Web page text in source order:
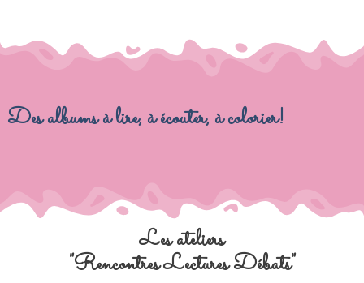
Des albums à lire, à écouter, à colorier!
Les ateliers
"Rencontres Lectures Débats"